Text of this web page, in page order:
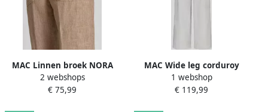
MAC Linnen broek NORA
cropped Zomerbroek
temperatuurregulerend en
2 webshops
€ 75,99
MAC Wide leg corduroy
broek met riemlussen
model 'Palazzo'
1 webshop
€ 119,99